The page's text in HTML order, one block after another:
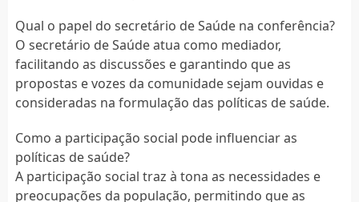
Qual o papel do secretário de Saúde na conferência?
O secretário de Saúde atua como mediador,
facilitando as discussões e garantindo que as
propostas e vozes da comunidade sejam ouvidas e
consideradas na formulação das políticas de saúde.
Como a participação social pode influenciar as
políticas de saúde?
A participação social traz à tona as necessidades e
preocupações da população, permitindo que as